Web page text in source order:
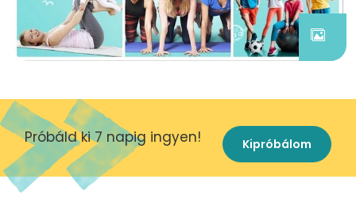
Próbáld ki 7 napig ingyen! Kipróbálom